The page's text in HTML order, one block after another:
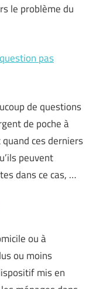
le problème du
pas
de questions
de poche à
ces derniers
peuvent
dans ce cas, …
ou à
ou moins
mis en